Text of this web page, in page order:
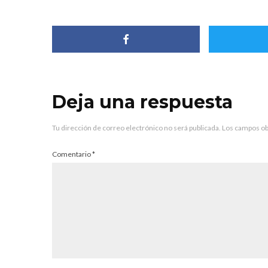
Deja una respuesta
Tu dirección de correo electrónico no será publicada. Los campos
Comentario*